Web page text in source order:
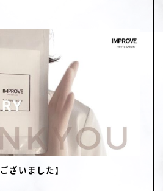
ざいました】